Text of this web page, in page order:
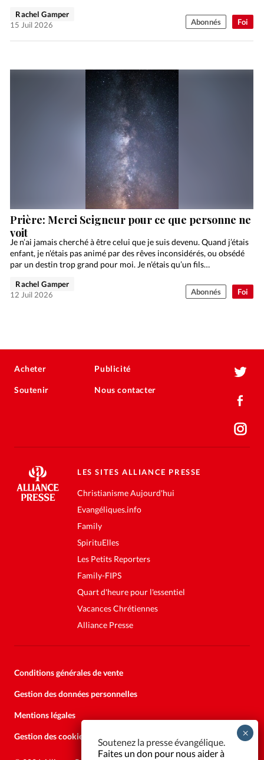
Foi
Rachel Gamper
15 Juil 2026
Abonnés
Foi
Prière: Merci Seigneur pour ce que personne ne
voit
Je n’ai jamais cherché à être celui que je suis devenu. Quand j’étais
enfant, je n’étais pas animé par des rêves inconsidérés, ou obsédé
par un destin trop grand pour moi. Je n’étais qu’un fils…
Rachel Gamper
12 Juil 2026
Abonnés
Acheter
Soutenir
Publicité
Nous contacter
LES SITES ALLIANCE PRESSE
Christianisme Aujourd'hui
Evangéliques.info
Family
SpirituElles
Les Petits Reporters
Family-FIPS
Quart d'heure pour l'essentiel
Vacances Chrétiennes
Alliance Presse
Conditions générales de vente
Gestion des données personnelles
Mentions légales
Gestion des cookies
Soutenez la presse évangélique.
Faites un don pour nous aider à